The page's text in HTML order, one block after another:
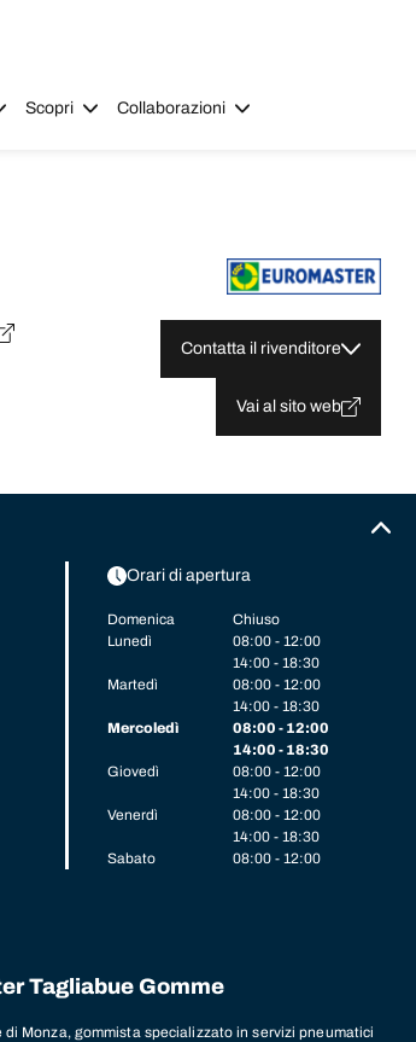
Scopri Collaborazioni
Contatta il rivenditore
Vai al sito web
Orari di apertura
Domenica
Chiuso
Lunedì
08:00 - 12:00
14:00 - 18:30
Martedì
08:00 - 12:00
14:00 - 18:30
Mercoledì
08:00 - 12:00
14:00 - 18:30
Giovedì
08:00 - 12:00
14:00 - 18:30
Venerdì
08:00 - 12:00
14:00 - 18:30
Sabato
08:00 - 12:00
Tagliabue Gomme
Monza, gommista specializzato in servizi pneumatici